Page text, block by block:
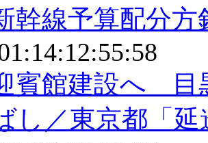
幹線予算配分方
賓館建設へ 目
し／東京都「延